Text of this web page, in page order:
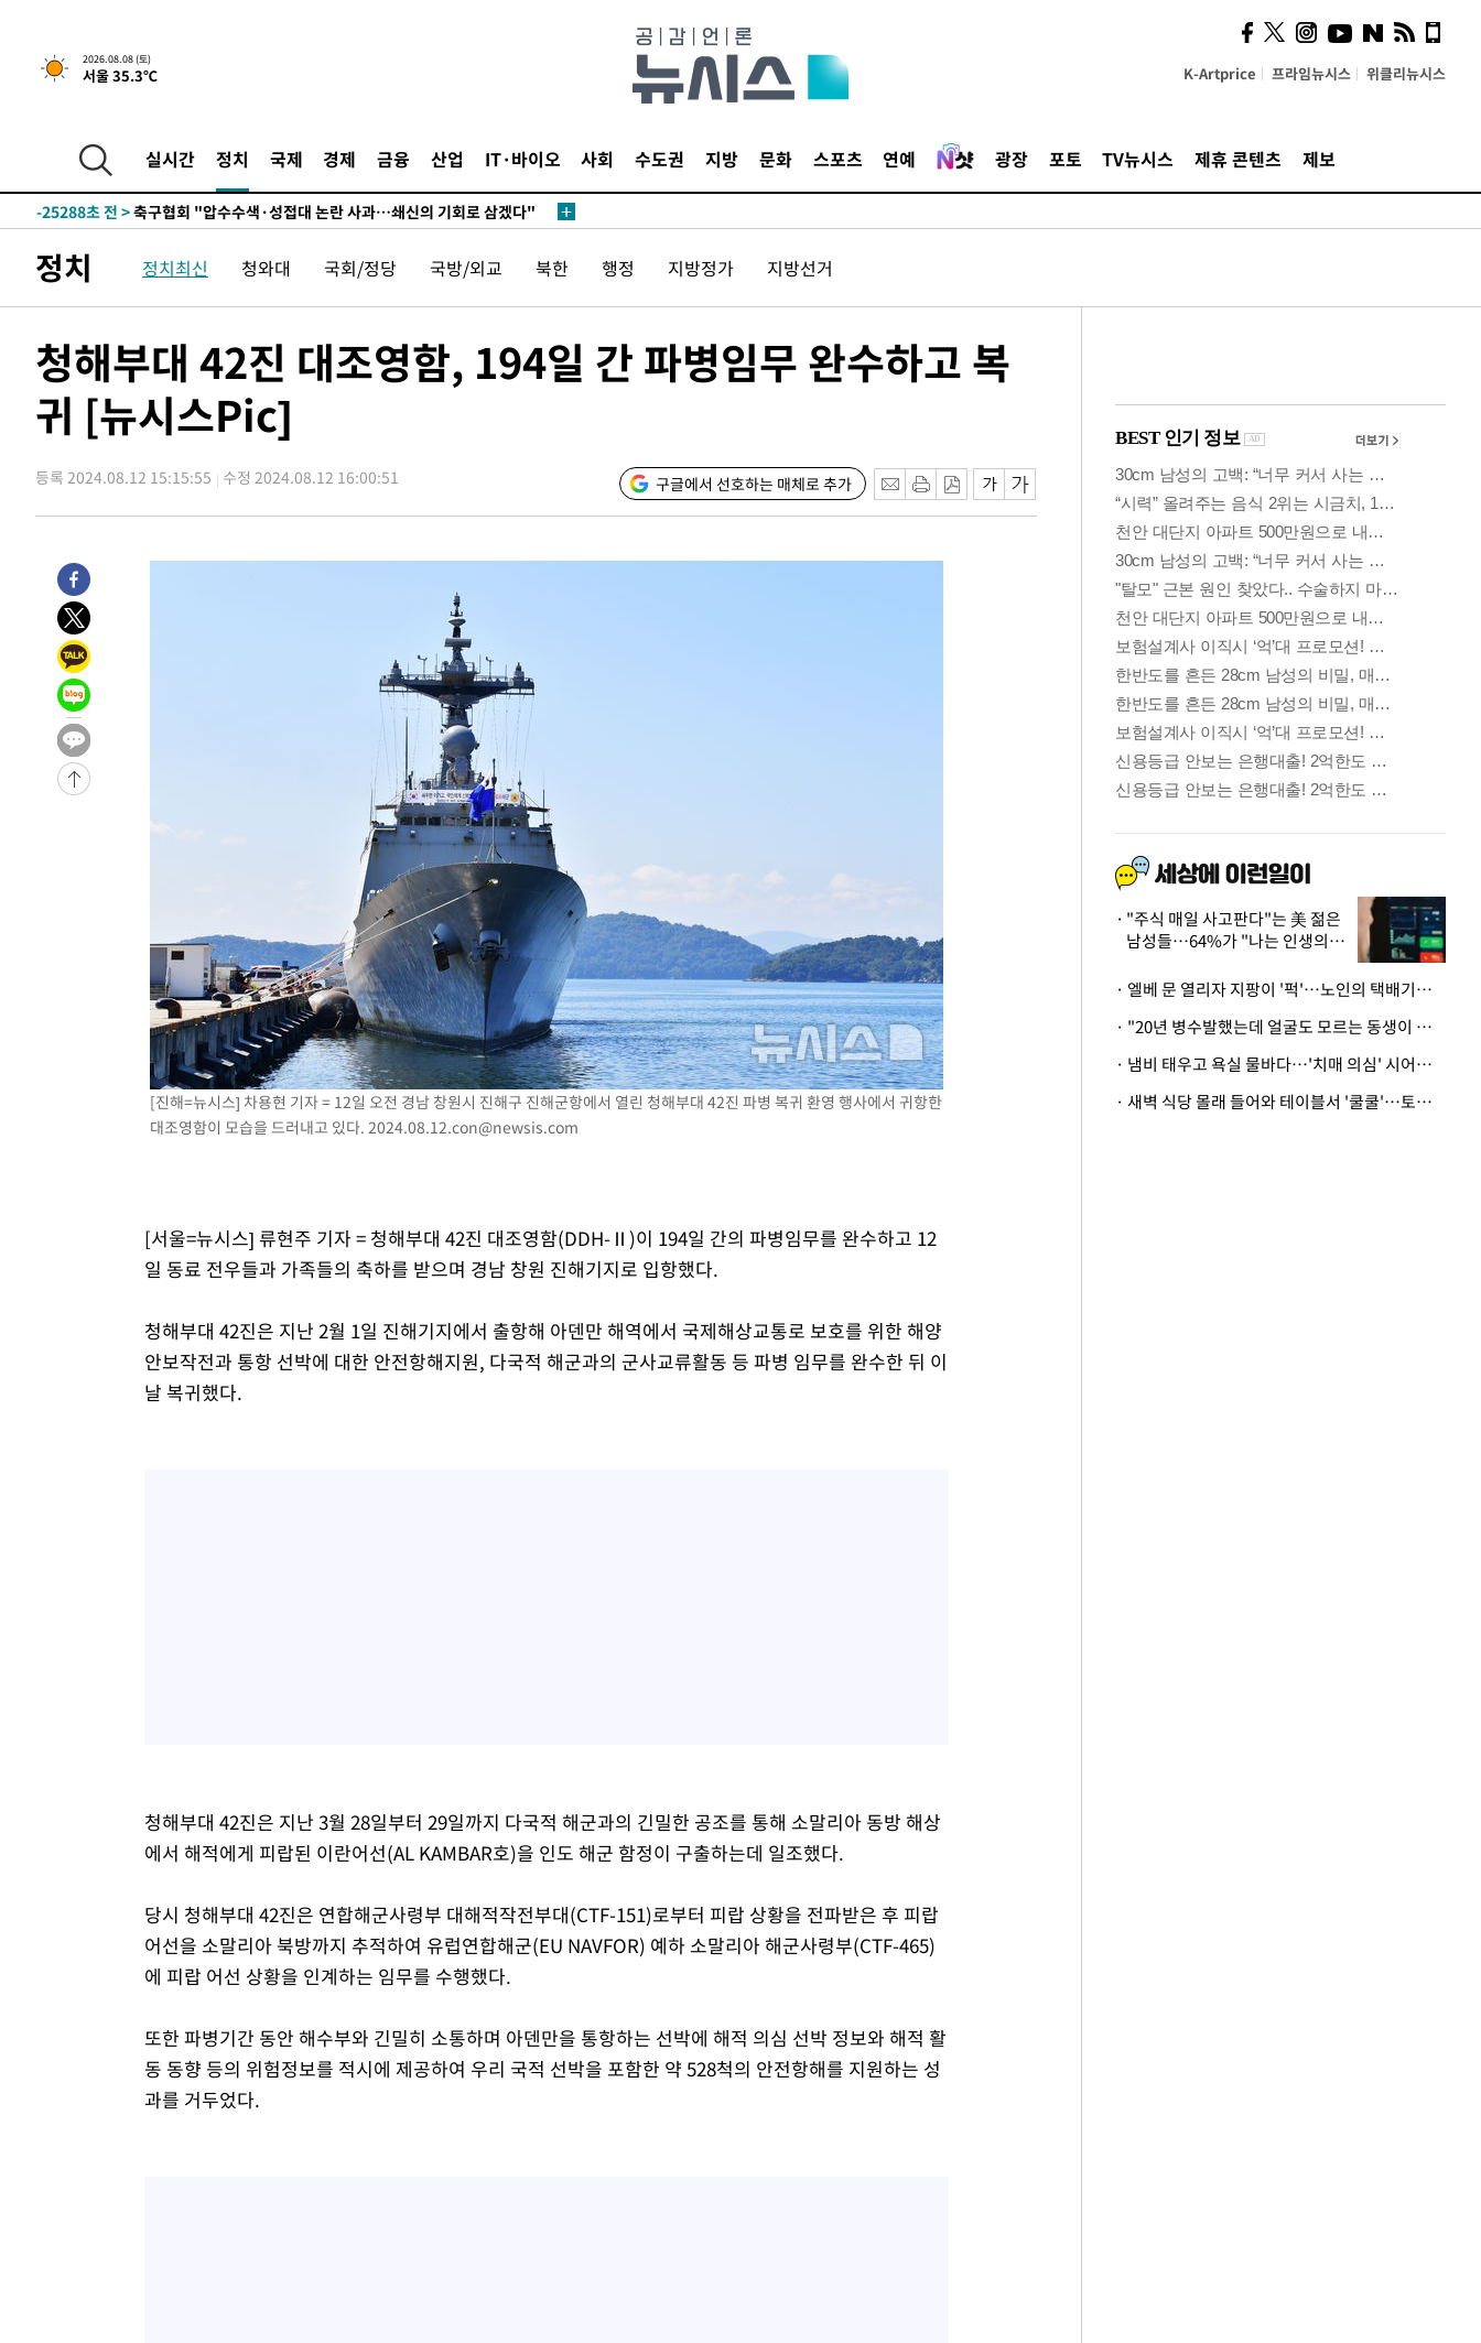
2026.08.08 (토)
서울 35.3℃ K-Artprice 프라임뉴시스 위클리뉴시스
실시간 정치 국제 경제 금융 산업 IT·바이오 사회 수도권 지방 문화 스포츠 연예 광장 포토 TV뉴시스 제휴 콘텐츠 제보
-32043초 전 >
여수 오동도 해상서 모터보트 전복…1명 사망·1명 실종
-28270초 전 >
주 날씨]
-25288초 전 >축구협회 "압수수색·성접대 논란 사과…쇄신의 기회로 삼겠다"
송"
-12426초 전 >
'최고 37도' 폭염 지속…강원동해안 최대 150㎜ 비
-5552초 전 >[속보]뉴욕증시 상승 마감…S&P 0.6% 나스닥 1.3%↑
-28290초 전 >극한폭염 한풀 꺾이지만…'낮 최고 35도' 무더위, 열대야 계속[다음
주 날씨]
-25308초 전 >
축구협회 "압수수색·성접대 논란 사과…쇄신의 기회로 삼겠다"
-23825초 전 >[속보]'압수수색·성접대 논란' 축구협회 "실망과 걱정 안겨드려 죄
-5572초 전 >[속보]뉴욕증시 상승 마감…S&P 0.6% 나스닥 1.3%↑
정치 정치최신 청와대 국회/정당 국방/외교 북한 행정 지방정가 지방선거
청해부대 42진 대조영함, 194일 간 파병임무 완수하고 복
귀 [뉴시스Pic]
등록 2024.08.12 15:15:55 수정 2024.08.12 16:00:51 구글에서 선호하는 매체로 추가
[진해=뉴시스] 차용현 기자 = 12일 오전 경남 창원시 진해구 진해군항에서 열린 청해부대 42진 파병 복귀 환영 행사에서 귀항한
대조영함이 모습을 드러내고 있다. 2024.08.12.con@newsis.com
[서울=뉴시스] 류현주 기자 = 청해부대 42진 대조영함(DDH-Ⅱ)이 194일 간의 파병임무를 완수하고 12
일 동료 전우들과 가족들의 축하를 받으며 경남 창원 진해기지로 입항했다.
청해부대 42진은 지난 2월 1일 진해기지에서 출항해 아덴만 해역에서 국제해상교통로 보호를 위한 해양
안보작전과 통항 선박에 대한 안전항해지원, 다국적 해군과의 군사교류활동 등 파병 임무를 완수한 뒤 이
날 복귀했다.
청해부대 42진은 지난 3월 28일부터 29일까지 다국적 해군과의 긴밀한 공조를 통해 소말리아 동방 해상
에서 해적에게 피랍된 이란어선(AL KAMBAR호)을 인도 해군 함정이 구출하는데 일조했다.
당시 청해부대 42진은 연합해군사령부 대해적작전부대(CTF-151)로부터 피랍 상황을 전파받은 후 피랍
어선을 소말리아 북방까지 추적하여 유럽연합해군(EU NAVFOR) 예하 소말리아 해군사령부(CTF-465)
에 피랍 어선 상황을 인계하는 임무를 수행했다.
또한 파병기간 동안 해수부와 긴밀히 소통하며 아덴만을 통항하는 선박에 해적 의심 선박 정보와 해적 활
동 동향 등의 위험정보를 적시에 제공하여 우리 국적 선박을 포함한 약 528척의 안전항해를 지원하는 성
과를 거두었다.
시, 스마트폰 액세서리에
NFC 더했다
"주식 매일 사고판다"는 美 젊은
남성들…64%가 "나는 인생의
· 엘베 문 열리자 지팡이 '퍽'…노인의 택배기사 폭행 이유
· "20년 병수발했는데 얼굴도 모르는 동생이 유산 절반을"…배다른 형제 상속권 있을까
· 냄비 태우고 욕실 물바다…'치매 의심' 시어머니 검사 권유했다가 '날벼락'
· 새벽 식당 몰래 들어와 테이블서 '쿨쿨'…토사물 남기고 사라진 남성